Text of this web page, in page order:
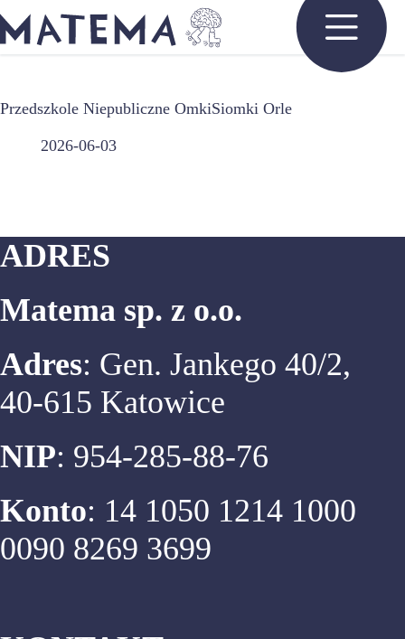
do
treści
Przedszkole Niepubliczne OmkiSiomki Orle
2026-06-03
ADRES
Matema sp. z o.o.
Adres: Gen. Jankego 40/2,
40-615 Katowice
NIP: 954-285-88-76
Konto: 14 1050 1214 1000
0090 8269 3699